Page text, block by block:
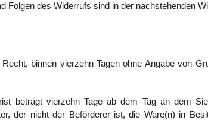
Folgen des Widerrufs sind in der nachstehenden
binnen vierzehn Tagen ohne Angabe von
beträgt vierzehn Tage ab dem Tag an dem
der nicht der Beförderer ist, die Ware(n) in